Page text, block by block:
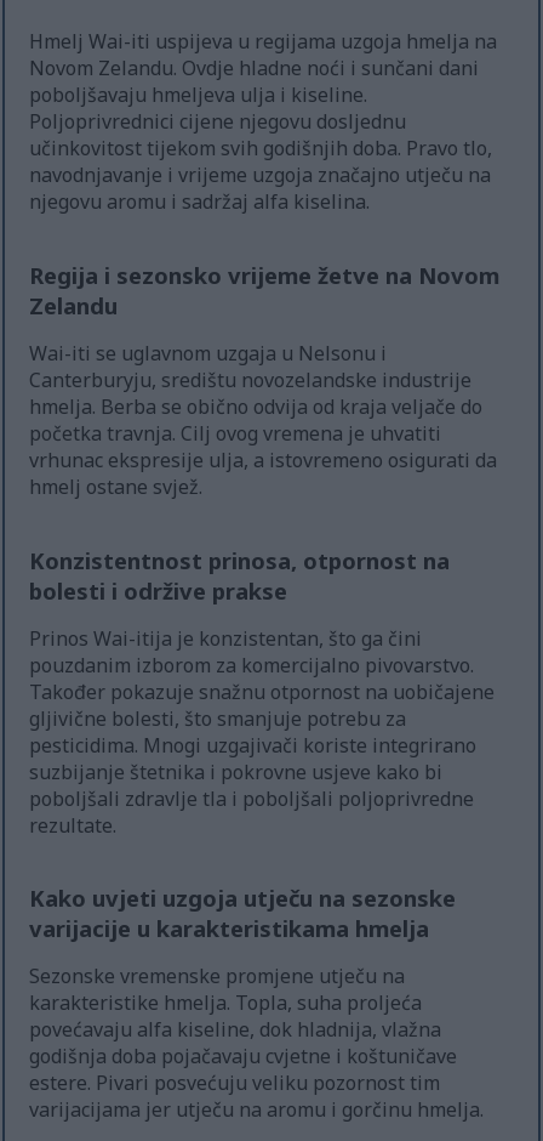
Hmelj Wai-iti uspijeva u regijama uzgoja hmelja na
Novom Zelandu. Ovdje hladne noći i sunčani dani
poboljšavaju hmeljeva ulja i kiseline.
Poljoprivrednici cijene njegovu dosljednu
učinkovitost tijekom svih godišnjih doba. Pravo tlo,
navodnjavanje i vrijeme uzgoja značajno utječu na
njegovu aromu i sadržaj alfa kiselina.
Regija i sezonsko vrijeme žetve na Novom
Zelandu
Wai-iti se uglavnom uzgaja u Nelsonu i
Canterburyju, središtu novozelandske industrije
hmelja. Berba se obično odvija od kraja veljače do
početka travnja. Cilj ovog vremena je uhvatiti
vrhunac ekspresije ulja, a istovremeno osigurati da
hmelj ostane svjež.
Konzistentnost prinosa, otpornost na
bolesti i održive prakse
Prinos Wai-itija je konzistentan, što ga čini
pouzdanim izborom za komercijalno pivovarstvo.
Također pokazuje snažnu otpornost na uobičajene
gljivične bolesti, što smanjuje potrebu za
pesticidima. Mnogi uzgajivači koriste integrirano
suzbijanje štetnika i pokrovne usjeve kako bi
poboljšali zdravlje tla i poboljšali poljoprivredne
rezultate.
Kako uvjeti uzgoja utječu na sezonske
varijacije u karakteristikama hmelja
Sezonske vremenske promjene utječu na
karakteristike hmelja. Topla, suha proljeća
povećavaju alfa kiseline, dok hladnija, vlažna
godišnja doba pojačavaju cvjetne i koštuničave
estere. Pivari posvećuju veliku pozornost tim
varijacijama jer utječu na aromu i gorčinu hmelja.